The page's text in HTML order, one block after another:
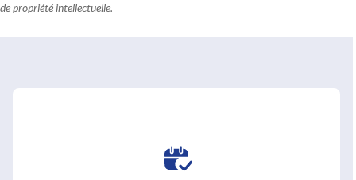
de propriété intellectuelle.